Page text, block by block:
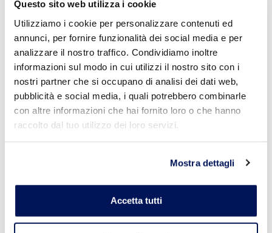
Questo sito web utilizza i cookie
Utilizziamo i cookie per personalizzare contenuti ed
annunci, per fornire funzionalità dei social media e per
analizzare il nostro traffico. Condividiamo inoltre
informazioni sul modo in cui utilizzi il nostro sito con i
nostri partner che si occupano di analisi dei dati web,
pubblicità e social media, i quali potrebbero combinarle
con altre informazioni che hai fornito loro o che hanno
raccolto dal tuo utilizzo dei loro servizi.
Mostra dettagli
Accetta tutti
resistente al cloro
resistenza
atmosferica
restauro
restauro categoria:
intonaci
acetica
ricostruzione
ricucitura
rinforzo
ripristino
ristiratura
TASSELLO AD
AVVITAMENTO CON
VITE IN ACCIAIO